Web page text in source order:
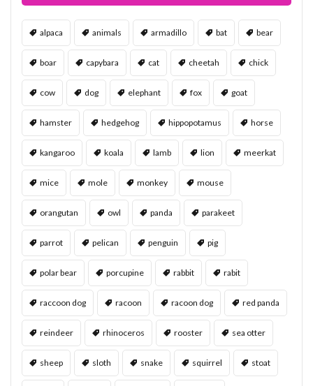
alpaca animals armadillo bat bear
boar capybara cat cheetah chick
cow dog elephant fox goat
hamster hedgehog hippopotamus horse
kangaroo koala lamb lion meerkat
mice mole monkey mouse
orangutan owl panda parakeet
parrot pelican penguin pig
polar bear porcupine rabbit rabit
raccoon dog racoon racoon dog red panda
reindeer rhinoceros rooster sea otter
sheep sloth snake squirrel stoat